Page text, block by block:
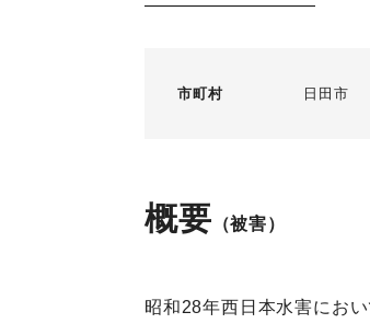
市町村 日田市
概要 （被害）
昭和28年西日本水害にお